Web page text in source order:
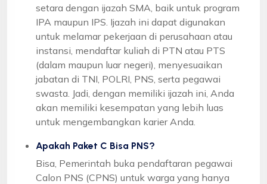
setara dengan ijazah SMA, baik untuk program
IPA maupun IPS. Ijazah ini dapat digunakan
untuk melamar pekerjaan di perusahaan atau
instansi, mendaftar kuliah di PTN atau PTS
(dalam maupun luar negeri), menyesuaikan
jabatan di TNI, POLRI, PNS, serta pegawai
swasta. Jadi, dengan memiliki ijazah ini, Anda
akan memiliki kesempatan yang lebih luas
untuk mengembangkan karier Anda.
Apakah Paket C Bisa PNS?
Bisa, Pemerintah buka pendaftaran pegawai
Calon PNS (CPNS) untuk warga yang hanya